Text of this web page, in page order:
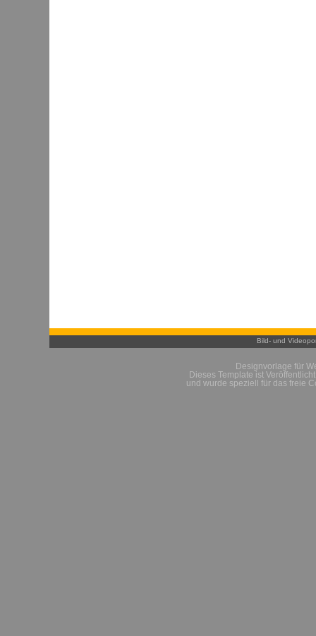
Bild- und
Designvorlage für
Dieses Template ist
und wurde speziell für das freie